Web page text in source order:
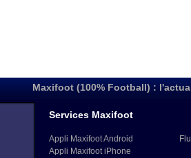
Maxifoot (100% Football) :
Services Maxifoot
Appli Maxifoot Android
Appli Maxifoot iPhone